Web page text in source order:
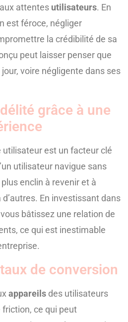
attentes utilisateurs. En
est féroce, négliger
la crédibilité de sa
peut laisser penser que
jour, voire négligente dans ses
grâce à une
utilisateur est un facteur clé
utilisateur navigue sans
enclin à revenir et à
En investissant dans
bâtissez une relation de
ce qui est inestimable
de conversion
appareils des utilisateurs
ce qui peut